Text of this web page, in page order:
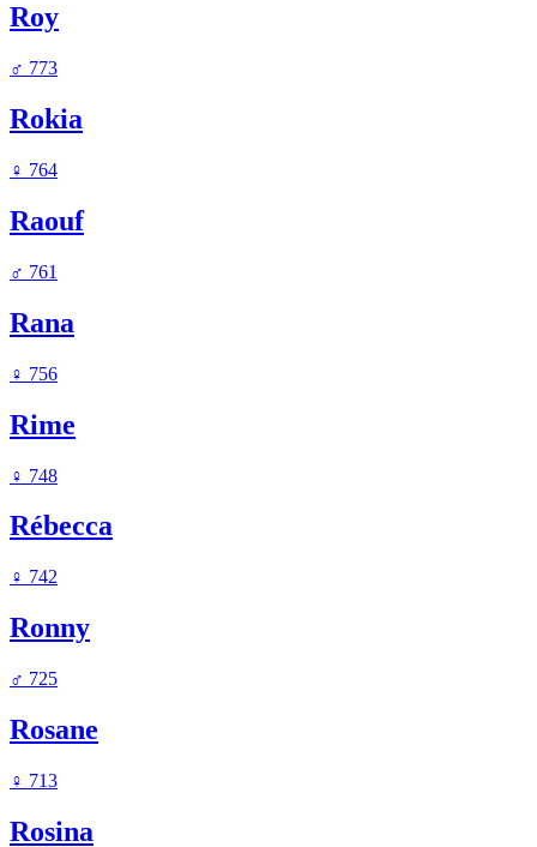
Roy
♂ 773
Rokia
♀ 764
Raouf
♂ 761
Rana
♀ 756
Rime
♀ 748
Rébecca
♀ 742
Ronny
♂ 725
Rosane
♀ 713
Rosina